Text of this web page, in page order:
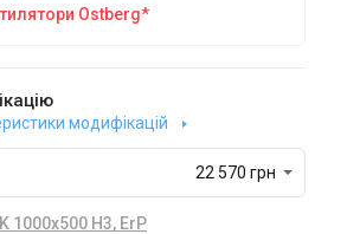
Ostberg*
модифікацій
22 570 грн
1000x500 H3, ErP